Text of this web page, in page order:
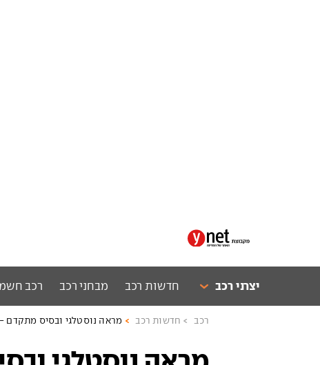
יצרני רכב חדשות רכב מבחני רכב רכב
רכב חדשות רכב מראה נוסטלגי ובסיס מתקדם - רנו 5 חדשה